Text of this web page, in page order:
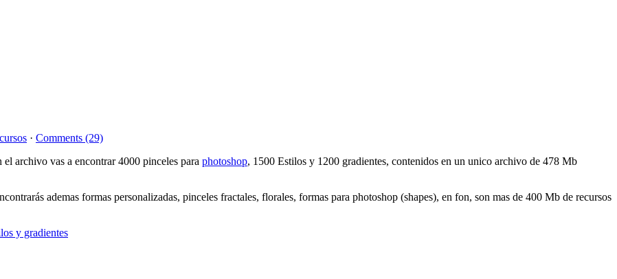
· Comments (29)
el archivo vas a encontrar 4000 pinceles para photoshop, 1500 Estilos y 1200 gradientes, contenidos en un unico archivo de 478 Mb
ademas formas personalizadas, pinceles fractales, florales, formas para photoshop (shapes), en fon, son mas de 400 Mb de recursos